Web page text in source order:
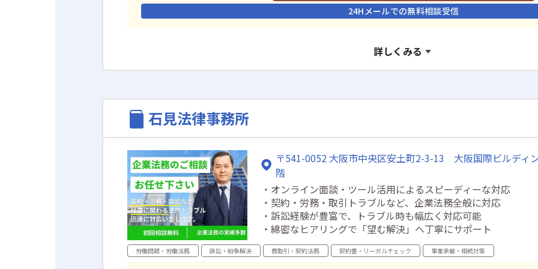
24Hメールでの無料相談受信
詳しくみる
石見法律事務所
〒541-0052 大阪市中央区安土町2-3-13 大阪国際ビルディ
階
・オンライン面談・ツール活用によるスピーディーな対応
・契約・労務・取引トラブルなど、企業法務全般に対応
・訴訟経験が豊富で、トラブル時も幅広く対応可能
・綿密なヒアリングで「望む解決」へ丁寧にサポート
労働問題・労働法務 訴訟・紛争解決 商取引・契約法務 契約書・リーガルチェック 事業承継・相続対策